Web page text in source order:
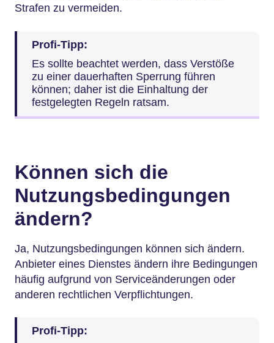
Strafen zu vermeiden.
Profi-Tipp:
Es sollte beachtet werden, dass Verstöße
zu einer dauerhaften Sperrung führen
können; daher ist die Einhaltung der
festgelegten Regeln ratsam.
Können sich die
Nutzungsbedingungen
ändern?
Ja, Nutzungsbedingungen können sich ändern.
Anbieter eines Dienstes ändern ihre Bedingungen
häufig aufgrund von Serviceänderungen oder
anderen rechtlichen Verpflichtungen.
Profi-Tipp: